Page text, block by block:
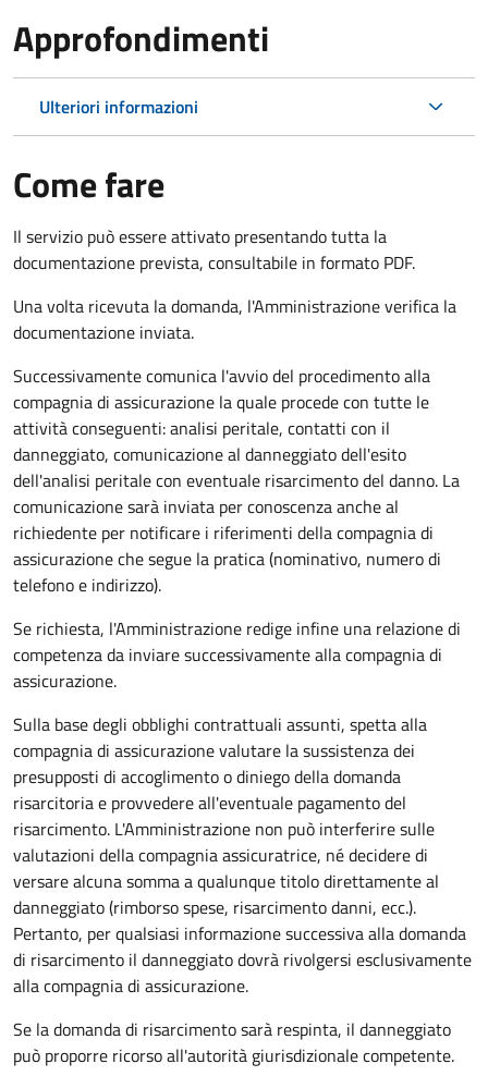
Approfondimenti
Ulteriori informazioni
Come fare
Il servizio può essere attivato presentando tutta la
documentazione prevista, consultabile in formato PDF.
Una volta ricevuta la domanda, l'Amministrazione verifica la
documentazione inviata.
Successivamente comunica l'avvio del procedimento alla
compagnia di assicurazione la quale procede con tutte le
attività conseguenti: analisi peritale, contatti con il
danneggiato, comunicazione al danneggiato dell'esito
dell'analisi peritale con eventuale risarcimento del danno. La
comunicazione sarà inviata per conoscenza anche al
richiedente per notificare i riferimenti della compagnia di
assicurazione che segue la pratica (nominativo, numero di
telefono e indirizzo).
Se richiesta, l'Amministrazione redige infine una relazione di
competenza da inviare successivamente alla compagnia di
assicurazione.
Sulla base degli obblighi contrattuali assunti, spetta alla
compagnia di assicurazione valutare la sussistenza dei
presupposti di accoglimento o diniego della domanda
risarcitoria e provvedere all'eventuale pagamento del
risarcimento. L'Amministrazione non può interferire sulle
valutazioni della compagnia assicuratrice, né decidere di
versare alcuna somma a qualunque titolo direttamente al
danneggiato (rimborso spese, risarcimento danni, ecc.).
Pertanto, per qualsiasi informazione successiva alla domanda
di risarcimento il danneggiato dovrà rivolgersi esclusivamente
alla compagnia di assicurazione.
Se la domanda di risarcimento sarà respinta, il danneggiato
può proporre ricorso all'autorità giurisdizionale competente.